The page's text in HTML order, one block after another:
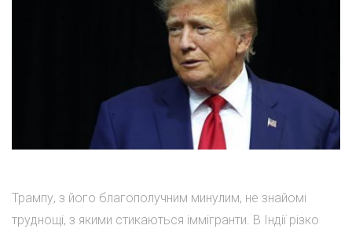
Трампу, з його благополучним минулим, не знайомі
труднощі, з якими стикаються іммігранти. В Індії різко